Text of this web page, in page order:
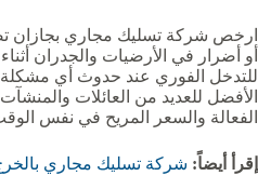
ارخص شركة تسليك مجاري بجازان
أو أضرار في الأرضيات والجدران
للتدخل الفوري عند حدوث أي مشكلة
الأفضل للعديد من العائلات
الفعالة والسعر المريح في نفس
إقرأ أيضاً: شركة تسليك مجاري